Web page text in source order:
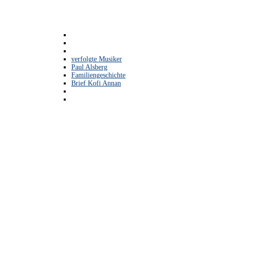
verfolgte Musiker
Paul Alsberg
Familiengeschichte
Brief Kofi Annan